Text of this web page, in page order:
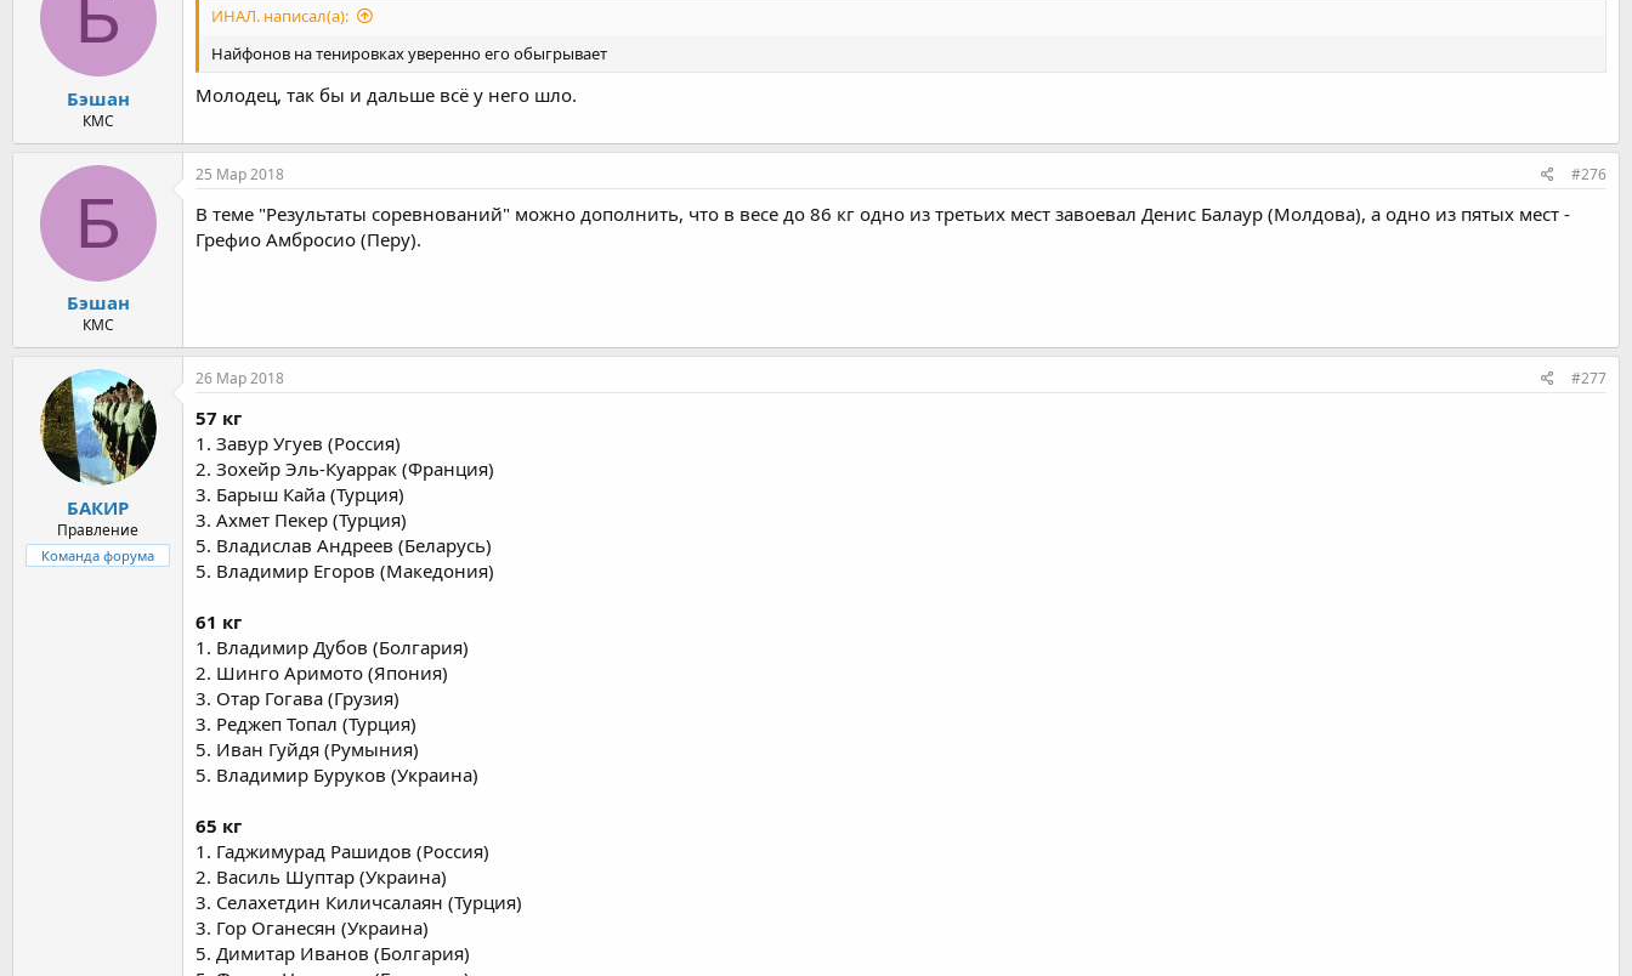
Б
Бэшан
КМС
ИНАЛ. написал(а):
Найфонов на тенировках уверенно его обыгрывает
Молодец, так бы и дальше всё у него шло.
Б
Бэшан
КМС
25 Мар 2018 #276
В теме "Результаты соревнований" можно дополнить, что в весе до 86 кг одно из третьих мест завоевал Денис Балаур (Молдова), а одно из пятых мест -
Грефио Амбросио (Перу).
БАКИР
Правление
Команда форума
26 Мар 2018 #277
57 кг
1. Завур Угуев (Россия)
2. Зохейр Эль-Куаррак (Франция)
3. Барыш Кайа (Турция)
3. Ахмет Пекер (Турция)
5. Владислав Андреев (Беларусь)
5. Владимир Егоров (Македония)
61 кг
1. Владимир Дубов (Болгария)
2. Шинго Аримото (Япония)
3. Отар Гогава (Грузия)
3. Реджеп Топал (Турция)
5. Иван Гуйдя (Румыния)
5. Владимир Буруков (Украина)
65 кг
1. Гаджимурад Рашидов (Россия)
2. Василь Шуптар (Украина)
3. Селахетдин Киличсалаян (Турция)
3. Гор Оганесян (Украина)
5. Димитар Иванов (Болгария)